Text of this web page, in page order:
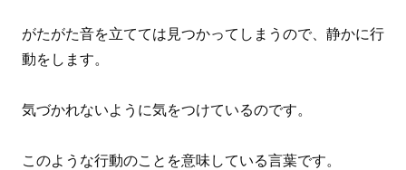
がたがた音を立てては見つかってしまうので、静かに行
動をします。
気づかれないように気をつけているのです。
このような行動のことを意味している言葉です。